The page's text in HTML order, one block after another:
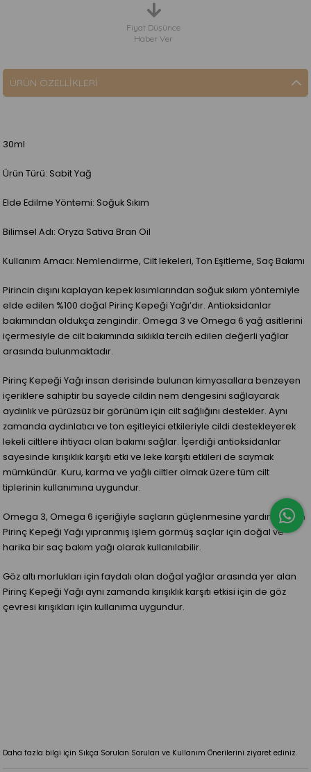
Fiyat Düşünce
Haber Ver
ÜRÜN ÖZELLIKLERI
30ml
Ürün Türü: Sabit Yağ
Elde Edilme Yöntemi: Soğuk Sıkım
Bilimsel Adı: Oryza Sativa Bran Oil
Kullanım Amacı: Nemlendirme, Cilt lekeleri, Ton Eşitleme, Saç Bakımı
Pirincin dışını kaplayan kepek kısımlarından soğuk sıkım yöntemiyle
elde edilen %100 doğal Pirinç Kepeği Yağı’dır. Antioksidanlar
bakımından oldukça zengindir. Omega 3 ve Omega 6 yağ asitlerini
içermesiyle de cilt bakımında sıklıkla tercih edilen değerli yağlar
arasında bulunmaktadır.
Pirinç Kepeği Yağı insan derisinde bulunan kimyasallara benzeyen
içeriklere sahiptir bu sayede cildin nem dengesini sağlayarak
aydınlık ve pürüzsüz bir görünüm için cilt sağlığını destekler. Aynı
zamanda aydınlatıcı ve ton eşitleyici etkileriyle cildi destekleyerek
lekeli ciltlere ihtiyacı olan bakımı sağlar. İçerdiği antioksidanlar
sayesinde kırışıklık karşıtı etki ve leke karşıtı etkileri de saymak
mümkündür. Kuru, karma ve yağlı ciltler olmak üzere tüm cilt
tiplerinin kullanımına uygundur.
Omega 3, Omega 6 içeriğiyle saçların güçlenmesine yardımcı olan
Pirinç Kepeği Yağı yıpranmış işlem görmüş saçlar için doğal ve
harika bir saç bakım yağı olarak kullanılabilir.
Göz altı morlukları için faydalı olan doğal yağlar arasında yer alan
Pirinç Kepeği Yağı aynı zamanda kırışıklık karşıtı etkisi için de göz
çevresi kırışıkları için kullanıma uygundur.
Daha fazla bilgi için Sıkça Sorulan Soruları ve Kullanım Önerilerini ziyaret ediniz.